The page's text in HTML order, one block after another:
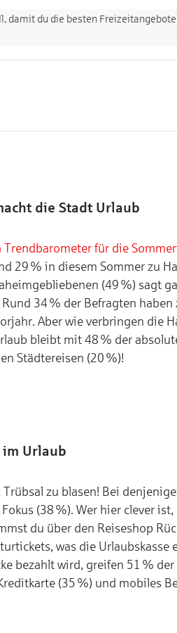
damit du die besten
die Stadt Urlaub
Trendbarometer für die
29 % in diesem Sommer zu
(49 %) sagt
34 % der Befragten
Aber wie verbringen die
bleibt mit 48 % der
Städtereisen (20 %)!
im Urlaub
zu blasen! Bei
(38 %). Wer hier clever
du über den Reiseshop
was die Urlaubskasse
bezahlt wird, greifen 51 %
(35 %) und mobiles